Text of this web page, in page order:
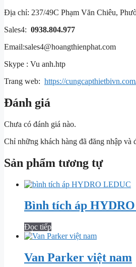
Địa chỉ: 237/49C Phạm Văn Chiêu,
Sales4: 0938.804.977
Email:sales4@hoangthienphat.com
Skype : Vu anh.htp
Trang web: https://
Đánh giá
Chưa có đánh giá nào.
Chỉ những khách hàng đã đăng nhập và
Sản phẩm tương tự
Bình tích áp
Đọc tiếp
Van Parker việt nam